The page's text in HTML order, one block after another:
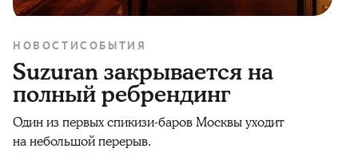
НОВОСТИСОБЫТИЯ
Suzuran закрывается на
полный ребрендинг
Один из первых спикизи-баров Москвы уходит
на небольшой перерыв.